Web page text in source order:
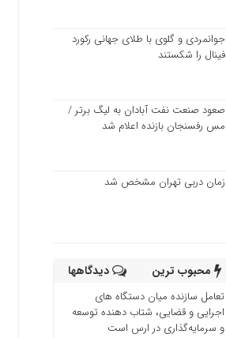
جوانمردی و گلوی با طلای جهانی رکورد
فینال را شکستند
صعود صنعت نفت آبادان به لیگ برتر /
مس رفسنجان بازنده اعلام شد
زمان دربی تهران مشخص شد
محبوب ترین دیدگاهها
تعامل سازنده میان دستگاه‌ های
اجرایی و قضایی، شتاب‌ دهنده توسعه
و سرمایه‌گذاری در ارس است